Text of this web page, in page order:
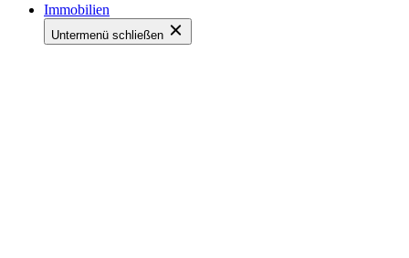
Immobilien
Untermenü schließen